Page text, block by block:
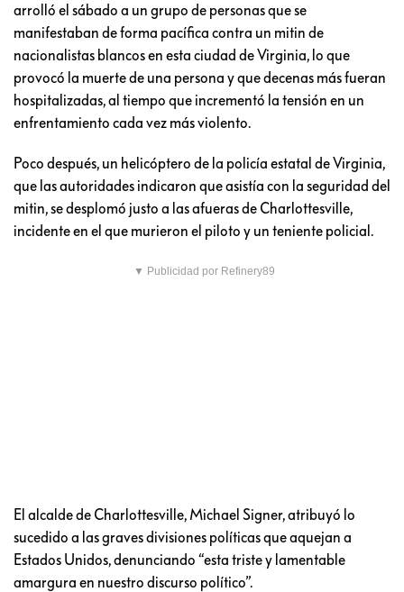
arrolló el sábado a un grupo de personas que se
manifestaban de forma pacífica contra un mitin de
nacionalistas blancos en esta ciudad de Virginia, lo que
provocó la muerte de una persona y que decenas más fueran
hospitalizadas, al tiempo que incrementó la tensión en un
enfrentamiento cada vez más violento.
Poco después, un helicóptero de la policía estatal de Virginia,
que las autoridades indicaron que asistía con la seguridad del
mitin, se desplomó justo a las afueras de Charlottesville,
incidente en el que murieron el piloto y un teniente policial.
▼ Publicidad por Refinery89
El alcalde de Charlottesville, Michael Signer, atribuyó lo
sucedido a las graves divisiones políticas que aquejan a
Estados Unidos, denunciando “esta triste y lamentable
amargura en nuestro discurso político”.